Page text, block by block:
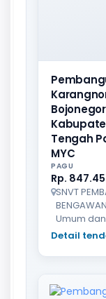
Tengah
MYC
PAGU
Rp.
SNVT
Umum
Detail